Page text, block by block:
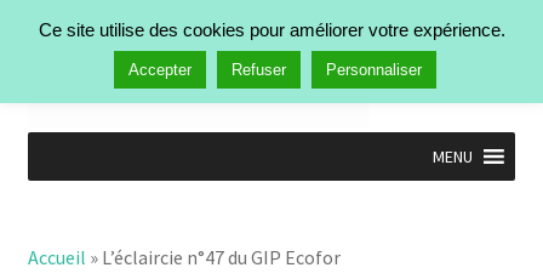
MENU
Manifestations
Accueil » L’éclaircie n°47 du GIP Ecofor
Ce site utilise des cookies pour améliorer votre expérience.
Accepter Refuser Personnaliser